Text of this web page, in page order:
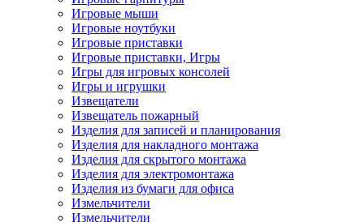
Игровые мыши
Игровые ноутбуки
Игровые приставки
Игровые приставки, Игры
Игры для игровых консолей
Игры и игрушки
Извещатели
Извещатель пожарный
Изделия для записей и планирования
Изделия для накладного монтажа
Изделия для скрытого монтажа
Изделия для электромонтажа
Изделия из бумаги для офиса
Измельчители
Измельчители